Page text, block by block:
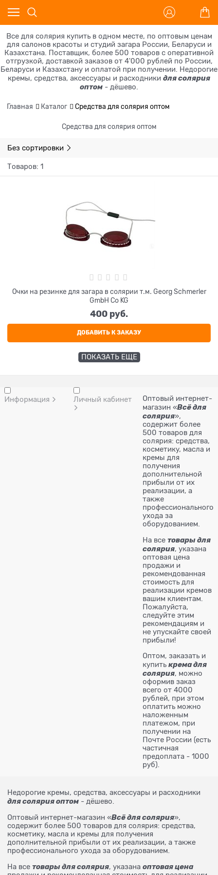
Все для солярия купить в одном месте, по оптовым ценам
для салонов красоты и студий загара России, Беларуси и
Казахстана. Поставщик, более 500 товаров с оперативной
отгрузкой, доставкой заказов от 4'000 рублей по России,
Беларуси и Казахстану и оплатой при получении. Недорогие
кремы, средства, аксессуары и расходники для солярия
оптом - дёшево.
Главная Каталог Средства для солярия оптом
Средства для солярия оптом
Без сортировки
Товаров: 1
Очки на резинке для загара в солярии т.м. Georg Schmerler
GmbH Co KG
400 руб.
ДОБАВИТЬ К ЗАКАЗУ
ПОКАЗАТЬ ЕЩЕ
Информация Личный кабинет
Оптовый интернет-
магазин «Всё для
солярия»,
содержит более
500 товаров для
солярия: средства,
косметику, масла и
кремы для
получения
дополнительной
прибыли от их
реализации, а
также
профессионального
ухода за
оборудованием.
На все товары для
солярия, указана
оптовая цена
продажи и
рекомендованная
стоимость для
реализации кремов
вашим клиентам.
Пожалуйста,
следуйте этим
рекомендациям и
не упускайте своей
прибыли!
Оптом, заказать и
купить крема для
солярия, можно
оформив заказ
всего от 4000
рублей, при этом
оплатить можно
наложенным
платежом, при
получении на
Почте России (есть
частичная
предоплата - 1000
руб).
Недорогие кремы, средства, аксессуары и расходники
для солярия оптом - дёшево.
Оптовый интернет-магазин «Всё для солярия»,
содержит более 500 товаров для солярия: средства,
косметику, масла и кремы для получения
дополнительной прибыли от их реализации, а также
профессионального ухода за оборудованием.
На все товары для солярия, указана оптовая цена